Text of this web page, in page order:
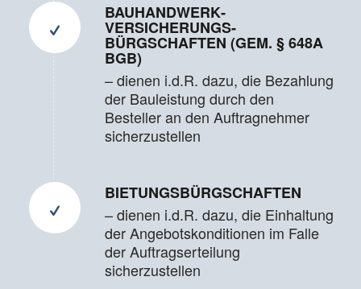
BAUHANDWERK­
VERSICHERUNGS­
BÜRGSCHAFTEN (GEM. § 648A
BGB)
– dienen i.d.R. dazu, die Bezahlung
der Bauleistung durch den
Besteller an den Auftragnehmer
sicherzustellen
BIETUNGS­BÜRGSCHAFTEN
– dienen i.d.R. dazu, die Einhaltung
der Angebotskonditionen im Falle
der Auftragserteilung
sicherzustellen